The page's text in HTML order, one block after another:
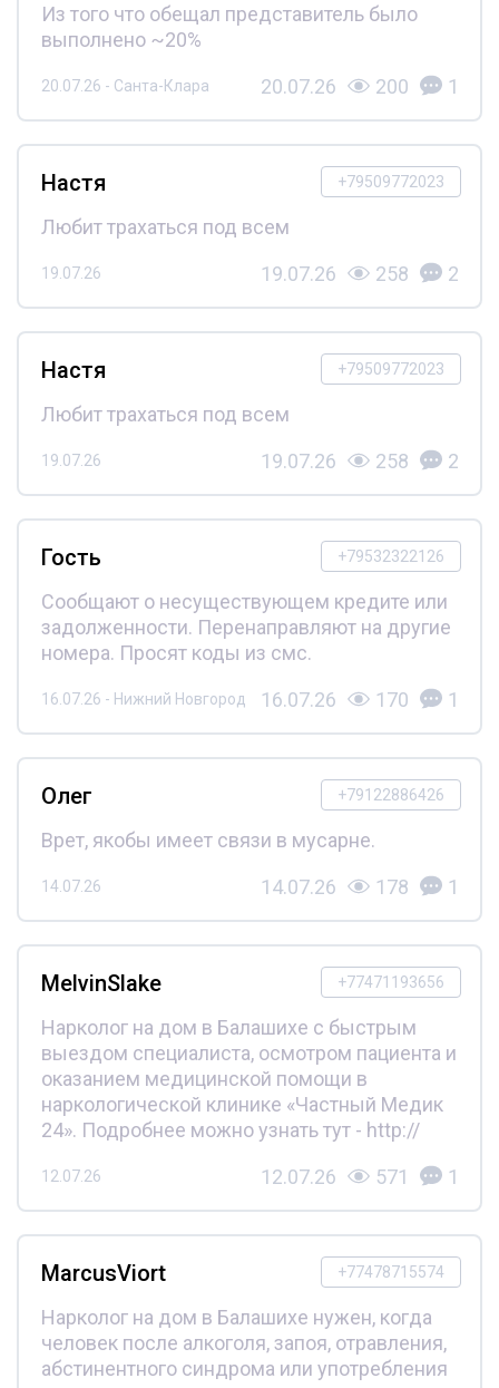
Из того что обещал представитель было
выполнено ~20%
20.07.26 - Санта-Клара 20.07.26 200 1
+79509772023
Настя
Любит трахаться под всем
19.07.26 19.07.26 258 2
+79509772023
Настя
Любит трахаться под всем
19.07.26 19.07.26 258 2
+79532322126
Гость
Сообщают о несуществующем кредите или
задолженности. Перенаправляют на другие
номера. Просят коды из смс.
16.07.26 - Нижний Новгород 16.07.26 170 1
+79122886426
Олег
Врет, якобы имеет связи в мусарне.
14.07.26 14.07.26 178 1
+77471193656
MelvinSlake
Нарколог на дом в Балашихе с быстрым
выездом специалиста, осмотром пациента и
оказанием медицинской помощи в
наркологической клинике «Частный Медик
24». Подробнее можно узнать тут - http://
12.07.26 12.07.26 571 1
+77478715574
MarcusViort
Нарколог на дом в Балашихе нужен, когда
человек после алкоголя, запоя, отравления,
абстинентного синдрома или употребления